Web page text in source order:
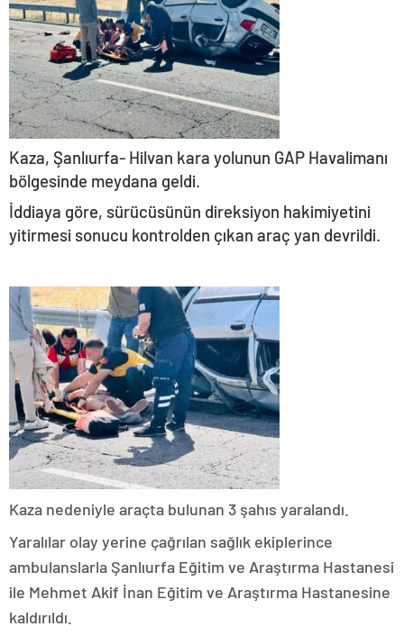
Kaza, Şanlıurfa- Hilvan kara yolunun GAP Havalimanı
bölgesinde meydana geldi.
İddiaya göre, sürücüsünün direksiyon hakimiyetini
yitirmesi sonucu kontrolden çıkan araç yan devrildi.
Kaza nedeniyle araçta bulunan 3 şahıs yaralandı.
Yaralılar olay yerine çağrılan sağlık ekiplerince
ambulanslarla Şanlıurfa Eğitim ve Araştırma Hastanesi
ile Mehmet Akif İnan Eğitim ve Araştırma Hastanesine
kaldırıldı.